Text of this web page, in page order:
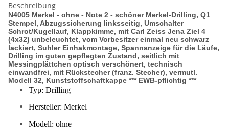
Beschreibung
N4005 Merkel - ohne - Note 2 - schöner Merkel-Drilling, Q1
Stempel, Abzugssicherung linksseitig, Umschalter
Schrot/Kugellauf, Klappkimme, mit Carl Zeiss Jena Ziel 4
(4x32) unbeleuchtet, vom Vorbesitzer einmal neu schwarz
lackiert, Suhler Einhakmontage, Spannanzeige für die Läufe,
Drilling im guten gepflegten Zustand, seitlich mit
Messingplättchen optisch verschönert, technisch
einwandfrei, mit Rückstecher (franz. Stecher), vermutl.
Modell 32, Kunststoffschaftkappe *** EWB-pflichtig ***
Typ: Drilling
Hersteller: Merkel
Modell: ohne